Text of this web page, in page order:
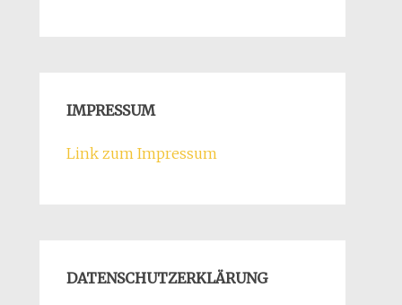
IMPRESSUM
Link zum Impressum
DATENSCHUTZERKLÄRUNG